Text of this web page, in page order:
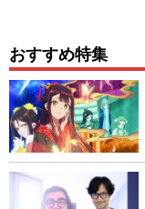
おすすめ特集